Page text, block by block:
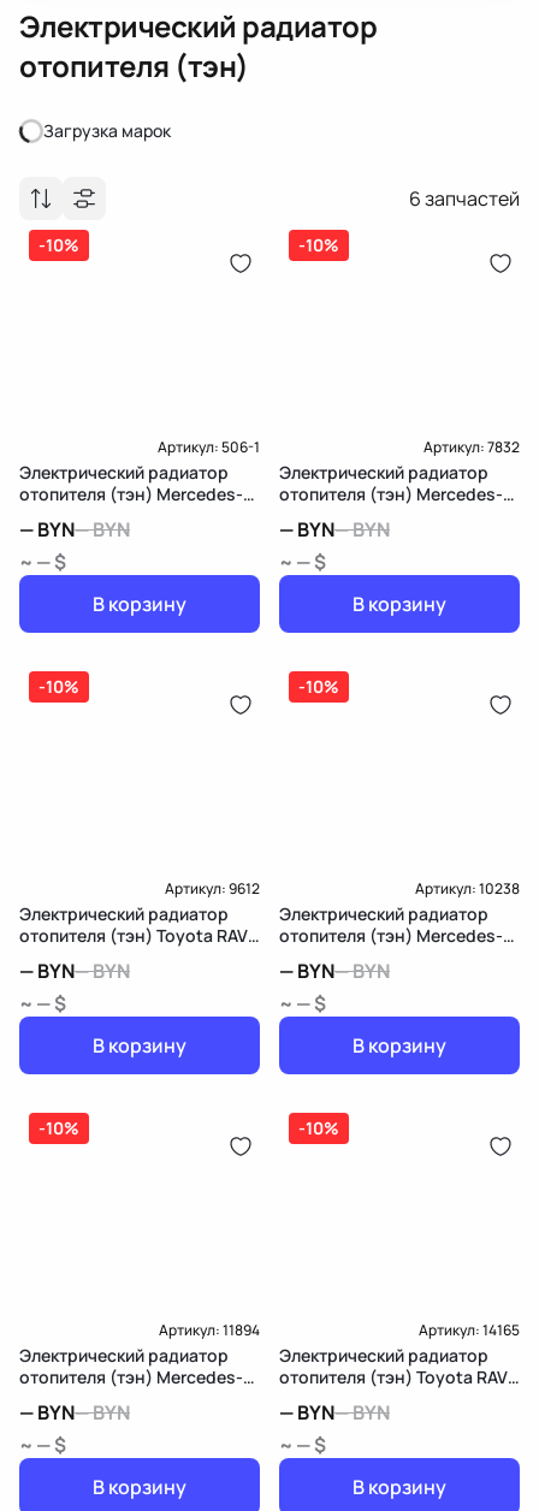
Электрический радиатор
отопителя (тэн)
Загрузка марок
Загрузка марок
6запчастей
-10%
Артикул:506-1
Электрический радиатор
отопителя (тэн) Mercedes-
—BYN—BYN
~ — $
В корзину
-10%
Артикул:7832
Электрический радиатор
отопителя (тэн) Mercedes-
—BYN—BYN
~ — $
В корзину
-10%
Артикул:9612
Электрический радиатор
отопителя (тэн) Toyota RAV4
—BYN—BYN
~ — $
В корзину
-10%
Артикул:10238
Электрический радиатор
отопителя (тэн) Mercedes-
—BYN—BYN
~ — $
В корзину
-10%
Артикул:11894
Электрический радиатор
отопителя (тэн) Mercedes-
—BYN—BYN
~ — $
В корзину
-10%
Артикул:14165
Электрический радиатор
отопителя (тэн) Toyota RAV4
—BYN—BYN
~ — $
В корзину